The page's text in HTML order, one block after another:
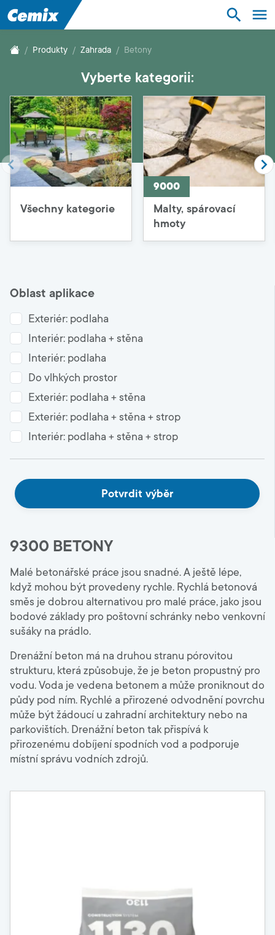
Produkty
Služby
Podpora
Technické poradenství
Czechia
Language: CS
Produkty Zahrada Betony
Vyberte kategorii:
Všechny kategorie
9000
Malty, spárovací
hmoty
Oblast aplikace
Exteriér: podlaha
Interiér: podlaha + stěna
Interiér: podlaha
Do vlhkých prostor
Exteriér: podlaha + stěna
Exteriér: podlaha + stěna + strop
Interiér: podlaha + stěna + strop
Potvrdit výběr
9300 BETONY
Malé betonářské práce jsou snadné. A ještě lépe,
když mohou být provedeny rychle. Rychlá betonová
směs je dobrou alternativou pro malé práce, jako jsou
bodové základy pro poštovní schránky nebo venkovní
sušáky na prádlo.
Drenážní beton má na druhou stranu pórovitou
strukturu, která způsobuje, že je beton propustný pro
vodu. Voda je vedena betonem a může proniknout do
půdy pod ním. Rychlé a přirozené odvodnění povrchu
může být žádoucí u zahradní architektury nebo na
parkovištích. Drenážní beton tak přispívá k
přirozenému dobíjení spodních vod a podporuje
místní správu vodních zdrojů.